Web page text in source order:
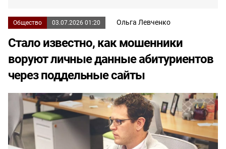
Общество 03.07.2026 01:20 Ольга Левченко
Стало известно, как мошенники
воруют личные данные абитуриентов
через поддельные сайты